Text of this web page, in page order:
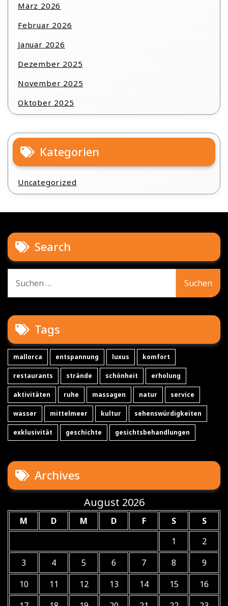
März 2026
Februar 2026
Januar 2026
Dezember 2025
November 2025
Oktober 2025
Kategorien
Uncategorized
Search
nach:
Tags
mallorca entspannung luxus komfort
restaurants strände schönheit erholung
aktivitäten ruhe massagen natur service
wasser mittelmeer kultur sehenswürdigkeiten
exklusivität geschichte gesichtsbehandlungen
Archives
August 2026
M D M D F S
S
1
2
3
4 5 6 7 8
9
10
11 12 13 14 15
16